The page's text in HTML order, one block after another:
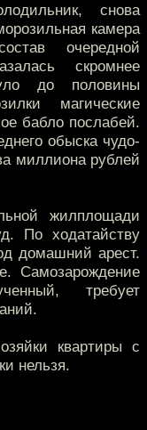
снова
камера
очередной
скромнее
до половины
магические
бабло послабей.
обыска чудо-
миллиона рублей
жилплощади
По ходатайству
домашний арест.
Самозарождение
требует
квартиры с
нельзя.